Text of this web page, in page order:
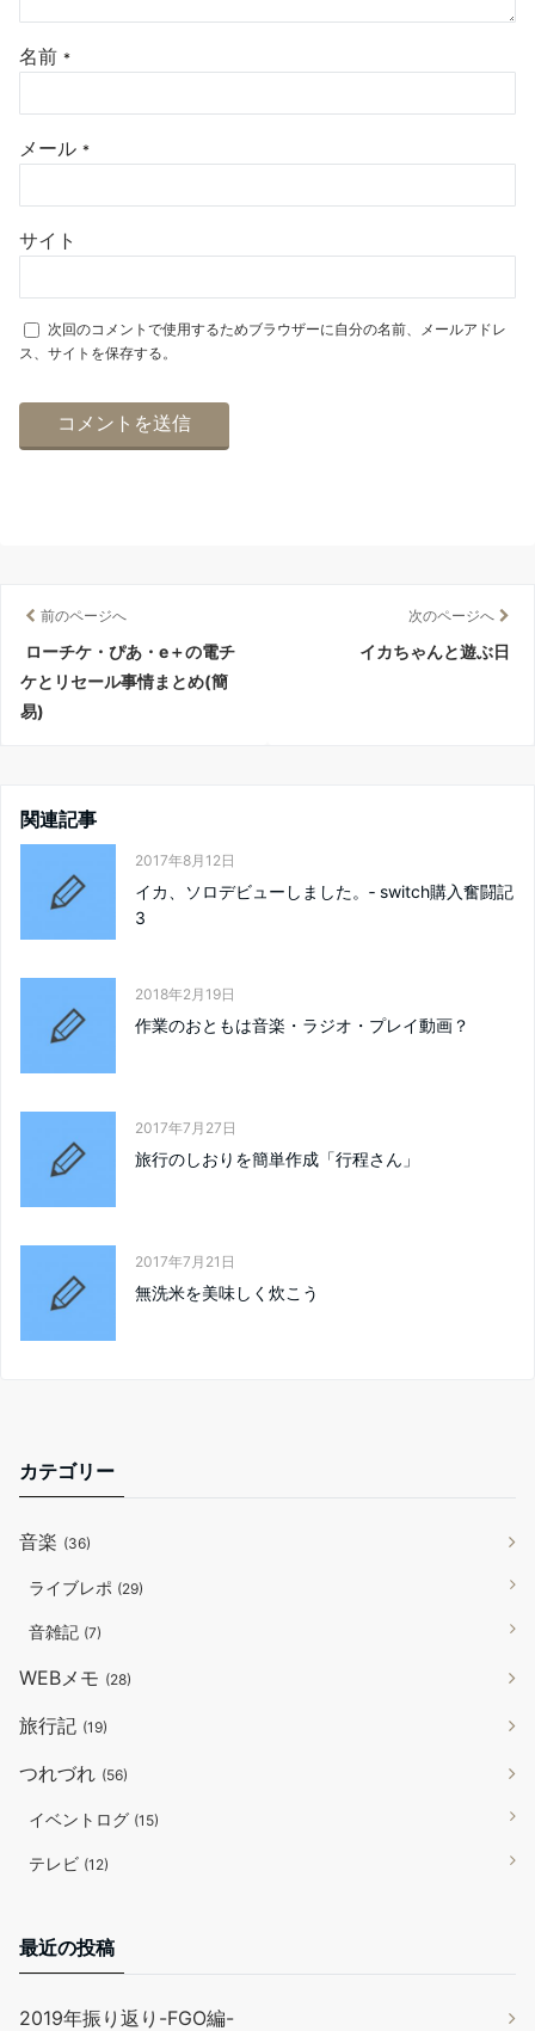
名前 *
メール *
サイト
次回のコメントで使用するためブラウザーに自分の名前、メールアドレ
ス、サイトを保存する。
前のページへ
ローチケ・ぴあ・e＋の電チ
ケとリセール事情まとめ(簡
易)
次のページへ
イカちゃんと遊ぶ日
関連記事
2017年8月12日
イカ、ソロデビューしました。‐ switch購入奮闘記
3
2018年2月19日
作業のおともは音楽・ラジオ・プレイ動画？
2017年7月27日
旅行のしおりを簡単作成「行程さん」
2017年7月21日
無洗米を美味しく炊こう
カテゴリー
音楽 (36)
ライブレポ (29)
音雑記 (7)
WEBメモ (28)
旅行記 (19)
つれづれ (56)
イベントログ (15)
テレビ (12)
最近の投稿
2019年振り返り-FGO編-